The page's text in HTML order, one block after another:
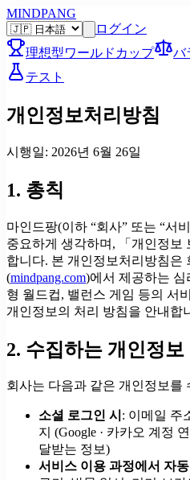
MINDPANG
ログイン
理想型ワールドカップ
バ
テスト
개인정보처리방침
시행일: 2026년 6월 26일
1. 총칙
마인드팡(이하 “회사” 또는 “서
중요하게 생각하며, 「개인정보
합니다. 본 개인정보처리방침은
(mindpang.com)에서 제공하는
형 월드컵, 밸런스 게임 등의 서
개인정보의 처리 방침을 안내합
2. 수집하는 개인정보
회사는 다음과 같은 개인정보를
소셜 로그인 시 : 이메일 주
지 (Google · 카카오 계정
달받는 정보)
서비스 이용 과정에서 자